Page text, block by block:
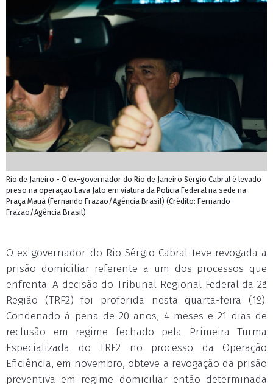
Rio de Janeiro - O ex-governador do Rio de Janeiro Sérgio Cabral é levado
preso na operação Lava Jato em viatura da Polícia Federal na sede na
Praça Mauá (Fernando Frazão/Agência Brasil) (Crédito: Fernando
Frazão/Agência Brasil)
O ex-governador do Rio Sérgio Cabral teve revogada a
prisão domiciliar referente a um dos processos que
enfrenta. A decisão do Tribunal Regional Federal da 2ª
Região (TRF2) foi proferida nesta quarta-feira (1º).
Condenado à pena de 20 anos, 4 meses e 21 dias de
reclusão em regime fechado pela Primeira Turma
Especializada do TRF2 no processo da Operação
Eficiência, em novembro, obteve a revogação da prisão
preventiva em regime domiciliar então determinada